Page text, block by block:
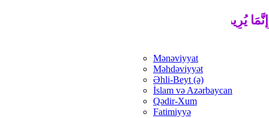
إِنَّمَا يُرِيدُ اللَّهُ لِيُذْهِبَ عَنْكُمُ الرِّجْسَ أَهْلَ الْبَيْتِ
Mənəviyyat
Məhdəviyyət
Əhli-Beyt (ə)
İslam və Azərbaycan
Qədir-Xum
Fatimiyyə